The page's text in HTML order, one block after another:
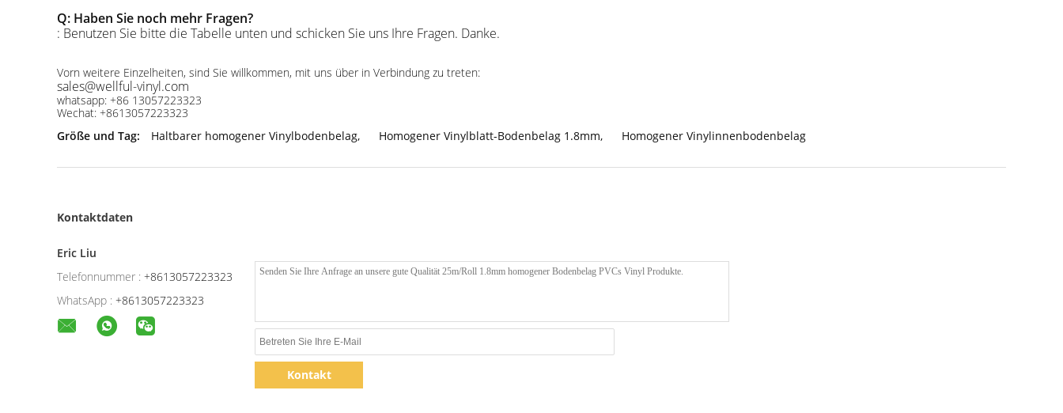
Q: Haben Sie noch mehr Fragen?
: Benutzen Sie bitte die Tabelle unten und schicken Sie uns Ihre Fragen. Danke.
Vorn weitere Einzelheiten, sind Sie willkommen, mit uns über in Verbindung zu treten:
sales@wellful-vinyl.com
whatsapp: +86 13057223323
Wechat: +8613057223323
Größe und Tag:
Haltbarer homogener Vinylbodenbelag, Homogener Vinylblatt-Bodenbelag 1.8mm, Homogener Vinylinnenbodenbelag
Kontaktdaten
Eric Liu
Telefonnummer : +8613057223323
WhatsApp : +8613057223323
Kontakt